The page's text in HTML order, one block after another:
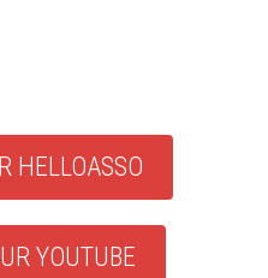
HELLOASSO
YOUTUBE